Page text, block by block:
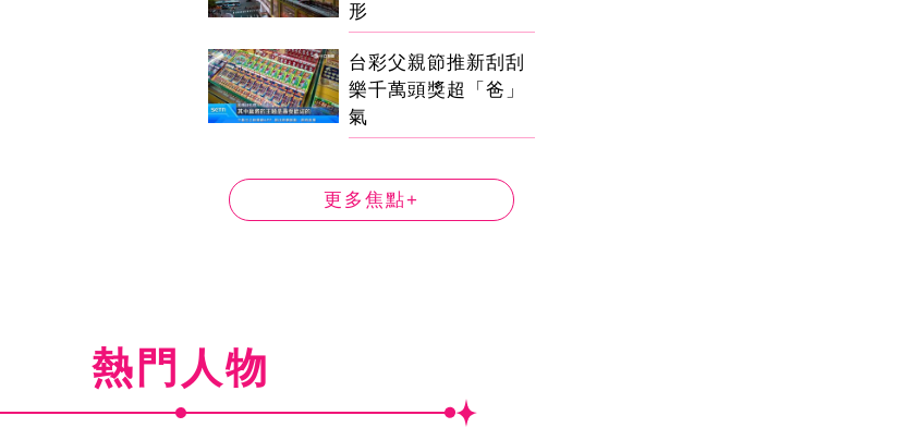
形
台彩父親節推新刮刮
樂千萬頭獎超「爸」
氣
更多焦點+
熱門人物